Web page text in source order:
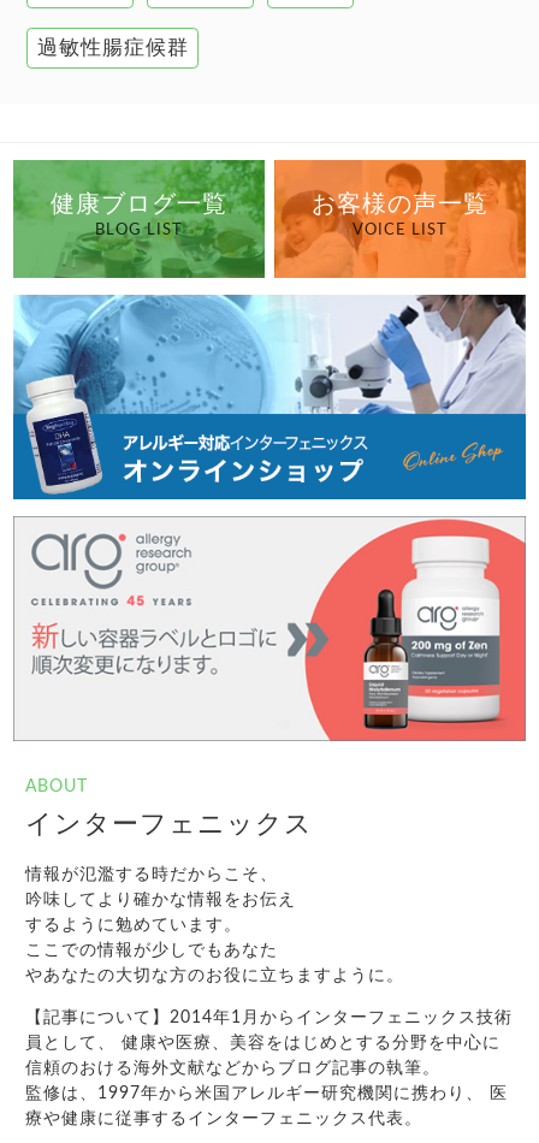
過敏性腸症候群
健康ブログ一覧
BLOG LIST
お客様の声一覧
VOICE LIST
ABOUT
インターフェニックス
情報が氾濫する時だからこそ、
吟味してより確かな情報をお伝え
するように勉めています。
ここでの情報が少しでもあなた
やあなたの大切な方のお役に立ちますように。
【記事について】2014年1月からインターフェニックス技術
員として、 健康や医療、美容をはじめとする分野を中心に
信頼のおける海外文献などからブログ記事の執筆。
監修は、1997年から米国アレルギー研究機関に携わり、 医
療や健康に従事するインターフェニックス代表。